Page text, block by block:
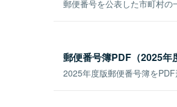
郵便番号を公表した市町村の
郵便番号簿PDF（2025年
2025年度版郵便番号簿をPDF